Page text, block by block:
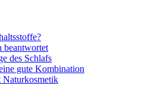
beantwortet
des Schlafs
gute Kombination
Naturkosmetik